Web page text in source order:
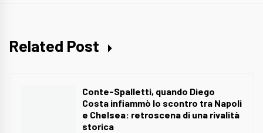
Related Post
Conte-Spalletti, quando Diego
Costa infiammò lo scontro tra Napoli
e Chelsea: retroscena di una rivalità
storica